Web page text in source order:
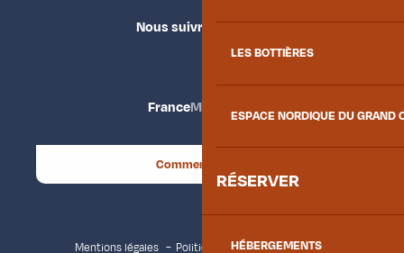
LES BOTTIÈRES
ESPACE NORDIQUE DU GRAND
RÉSERVER
HÉBERGEMENTS
Nous suivre
FranceMaurienne
Comment venir ?
Mentions légales Politique de confidentialité